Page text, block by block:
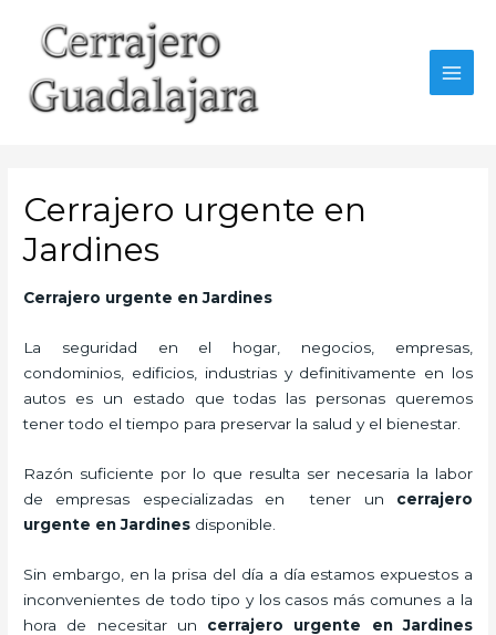
contenido
Cerrajero urgente en
Jardines
Cerrajero urgente en Jardines
La seguridad en el hogar, negocios, empresas,
condominios, edificios, industrias y definitivamente en los
autos es un estado que todas las personas queremos
tener todo el tiempo para preservar la salud y el bienestar.
Razón suficiente por lo que resulta ser necesaria la labor
de empresas especializadas en tener un cerrajero
urgente en Jardines disponible.
Sin embargo, en la prisa del día a día estamos expuestos a
inconvenientes de todo tipo y los casos más comunes a la
hora de necesitar un cerrajero urgente en Jardines